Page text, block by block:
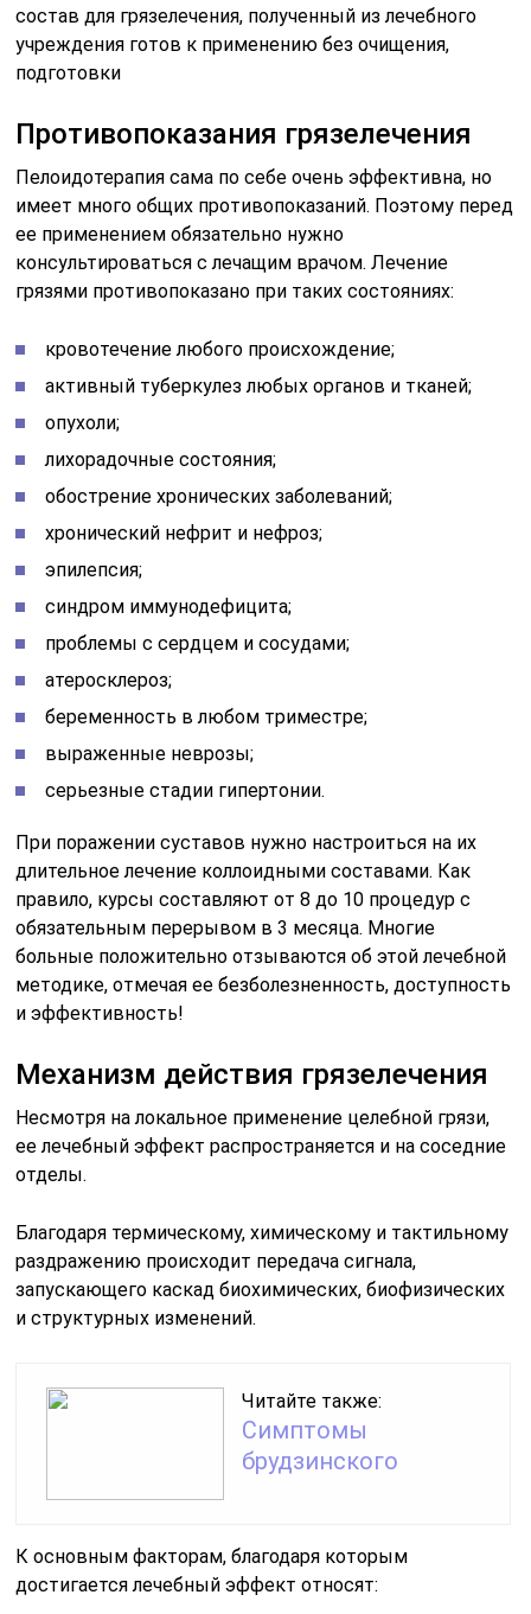
состав для грязелечения, полученный из лечебного
учреждения готов к применению без очищения,
подготовки
Противопоказания грязелечения
Пелоидотерапия сама по себе очень эффективна, но
имеет много общих противопоказаний. Поэтому перед
ее применением обязательно нужно
консультироваться с лечащим врачом. Лечение
грязями противопоказано при таких состояниях:
кровотечение любого происхождение;
активный туберкулез любых органов и тканей;
опухоли;
лихорадочные состояния;
обострение хронических заболеваний;
хронический нефрит и нефроз;
эпилепсия;
синдром иммунодефицита;
проблемы с сердцем и сосудами;
атеросклероз;
беременность в любом триместре;
выраженные неврозы;
серьезные стадии гипертонии.
При поражении суставов нужно настроиться на их
длительное лечение коллоидными составами. Как
правило, курсы составляют от 8 до 10 процедур с
обязательным перерывом в 3 месяца. Многие
больные положительно отзываются об этой лечебной
методике, отмечая ее безболезненность, доступность
и эффективность!
Механизм действия грязелечения
Несмотря на локальное применение целебной грязи,
ее лечебный эффект распространяется и на соседние
отделы.
Благодаря термическому, химическому и тактильному
раздражению происходит передача сигнала,
запускающего каскад биохимических, биофизических
и структурных изменений.
Читайте также:
Симптомы
брудзинского
К основным факторам, благодаря которым
достигается лечебный эффект относят: